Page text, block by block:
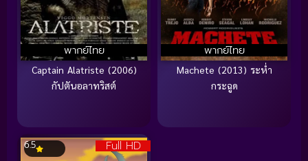
พากย์ไทย
Captain Alatriste (2006)
กัปตันอลาทริสต์
พากย์ไทย
Machete (2013) ระห่ำ
กระฉูด
Full HD
6.5